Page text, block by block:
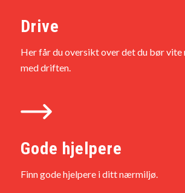
Drive
Her får du oversikt over det du bør vite
med driften.
Gode hjelpere
Finn gode hjelpere i ditt nærmiljø.